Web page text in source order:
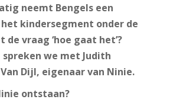
neemt Bengels een
kindersegment onder de
de vraag ‘hoe gaat het’?
we met Judith
Dijl, eigenaar van Ninie.
ontstaan?